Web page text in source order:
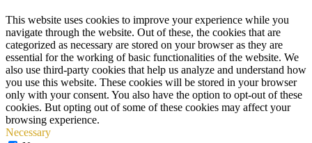
This website uses cookies to improve your experience while you
navigate through the website. Out of these, the cookies that are
categorized as necessary are stored on your browser as they are
essential for the working of basic functionalities of the website. We
also use third-party cookies that help us analyze and understand how
you use this website. These cookies will be stored in your browser
only with your consent. You also have the option to opt-out of these
cookies. But opting out of some of these cookies may affect your
browsing experience.
Necessary